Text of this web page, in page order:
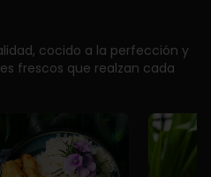
cocido a la perfección y
frescos que realzan cada